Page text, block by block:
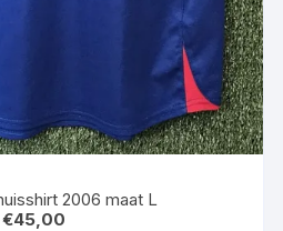
2006 maat L
€45,00